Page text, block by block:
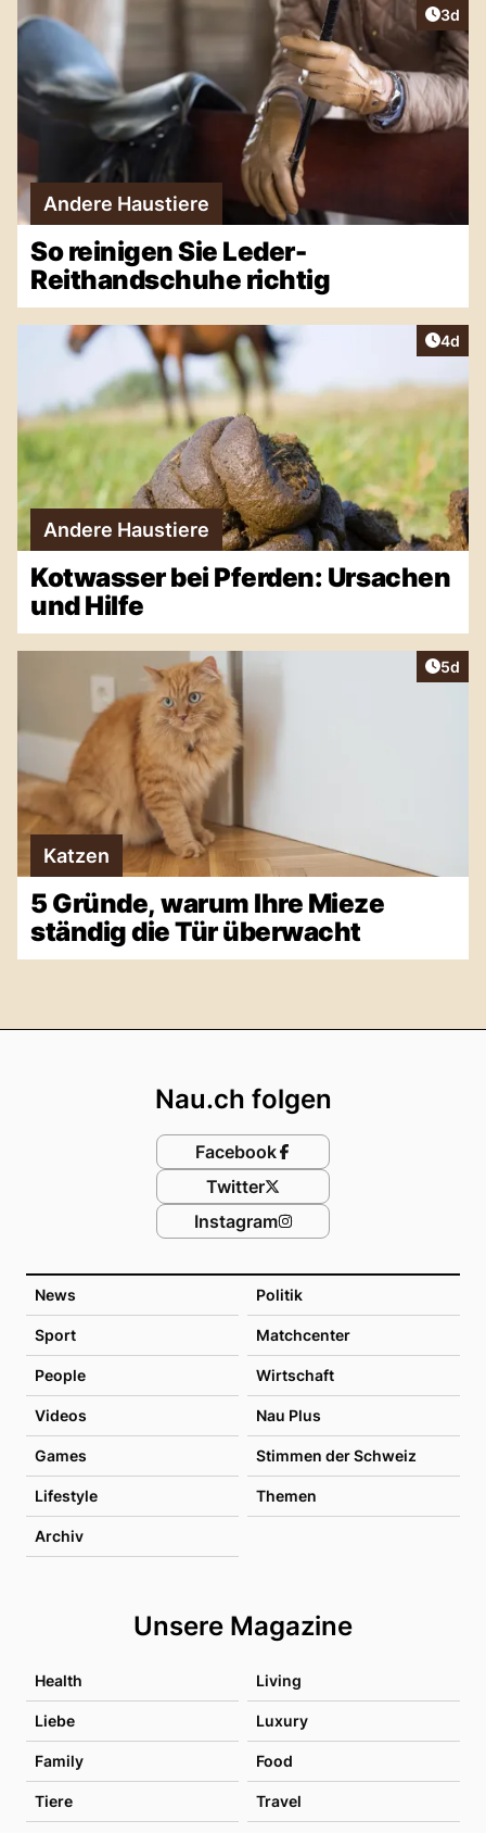
3d
Andere Haustiere
So reinigen Sie Leder-
Reithandschuhe richtig
4d
Andere Haustiere
Kotwasser bei Pferden: Ursachen
und Hilfe
5d
Katzen
5 Gründe, warum Ihre Mieze
ständig die Tür überwacht
News Politik
Sport Matchcenter
People Wirtschaft
Videos Nau Plus
Games Stimmen der Schweiz
Lifestyle Themen
Archiv
Unsere Magazine
Health Living
Liebe Luxury
Family Food
Tiere Travel
Nau.ch folgen
Facebook
Twitter
Instagram